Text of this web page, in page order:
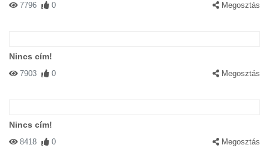
7796 0 Megosztás
Nincs cím!
7903 0 Megosztás
Nincs cím!
8418 0 Megosztás